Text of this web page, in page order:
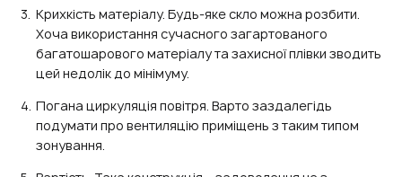
Крихкість матеріалу. Будь-яке скло можна розбити.
Хоча використання сучасного загартованого
багатошарового матеріалу та захисної плівки зводить
цей недолік до мінімуму.
Погана циркуляція повітря. Варто заздалегідь
подумати про вентиляцію приміщень з таким типом
зонування.